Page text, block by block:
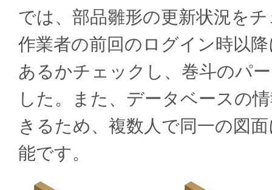
では、部品雛形の更新状況を
作業者の前回のログイン時以
あるかチェックし、巻斗のパ
した。また、データベースの
きるため、複数人で同一の図
能です。